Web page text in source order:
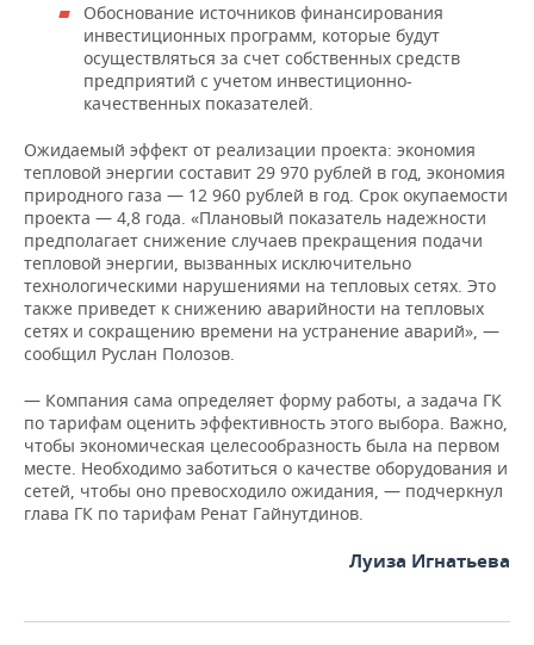
Обоснование источников финансирования
инвестиционных программ, которые будут
осуществляться за счет собственных средств
предприятий с учетом инвестиционно-
качественных показателей.
Ожидаемый эффект от реализации проекта: экономия
тепловой энергии составит 29 970 рублей в год, экономия
природного газа — 12 960 рублей в год. Срок окупаемости
проекта — 4,8 года. «Плановый показатель надежности
предполагает снижение случаев прекращения подачи
тепловой энергии, вызванных исключительно
технологическими нарушениями на тепловых сетях. Это
также приведет к снижению аварийности на тепловых
сетях и сокращению времени на устранение аварий», —
сообщил Руслан Полозов.
— Компания сама определяет форму работы, а задача ГК
по тарифам оценить эффективность этого выбора. Важно,
чтобы экономическая целесообразность была на первом
месте. Необходимо заботиться о качестве оборудования и
сетей, чтобы оно превосходило ожидания, — подчеркнул
глава ГК по тарифам Ренат Гайнутдинов.
Луиза Игнатьева